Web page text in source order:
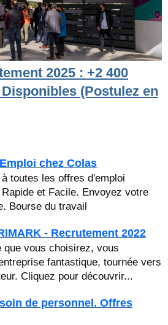
2025 : +2 400
(Postulez en
chez Colas
toutes les offres d'emploi
et Facile. Envoyez votre
Bourse du travail
- Recrutement 2022
que vous choisirez, vous
fantastique, tournée vers
Cliquez pour découvrir...
de personnel. Offres